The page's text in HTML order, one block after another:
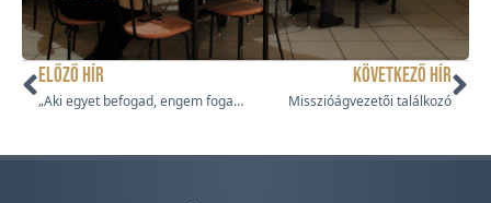
ELŐZŐ HÍR
„Aki egyet befogad, engem fogad be” – A PGYSZ szolgálata Bakonycsernyén
KÖVETKEZŐ HÍR
Misszióágvezetői találkozó